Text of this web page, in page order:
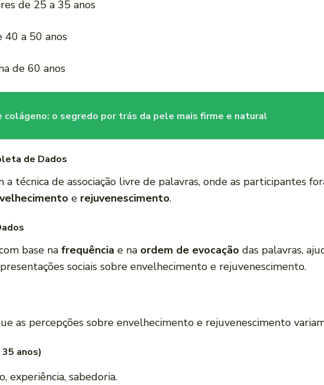
de 25 a 35 anos
40 a 50 anos
de 60 anos
o segredo por trás da pele mais firme e natural
de Dados
técnica de associação livre de palavras, onde as participantes
e rejuvenescimento.
base na frequência e na ordem de evocação das palavras,
sociais sobre envelhecimento e rejuvenescimento.
as percepções sobre envelhecimento e rejuvenescimento
anos)
experiência, sabedoria.